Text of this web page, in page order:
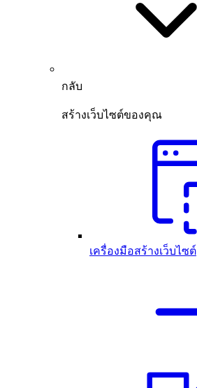
กลับ
สร้างเว็บไซต์ของคุณ
เครื่องมือสร้างเว็บไซต์